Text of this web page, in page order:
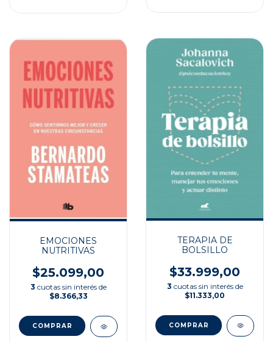
EMOCIONES
NUTRITIVAS
$25.099,00
3 cuotas sin interés de
$8.366,33
TERAPIA DE
BOLSILLO
$33.999,00
3 cuotas sin interés de
$11.333,00